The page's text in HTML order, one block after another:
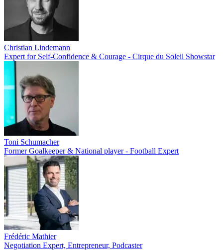
Christian Lindemann
Expert for Self-Confidence & Courage - Cirque du Soleil Showstar
Toni Schumacher
Former Goalkeeper & National player - Football Expert
Frédéric Mathier
Negotiation Expert, Entrepreneur, Podcaster